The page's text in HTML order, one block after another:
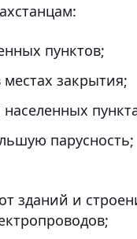
пунктов;
местах закрытия;
парусность;
зданий и